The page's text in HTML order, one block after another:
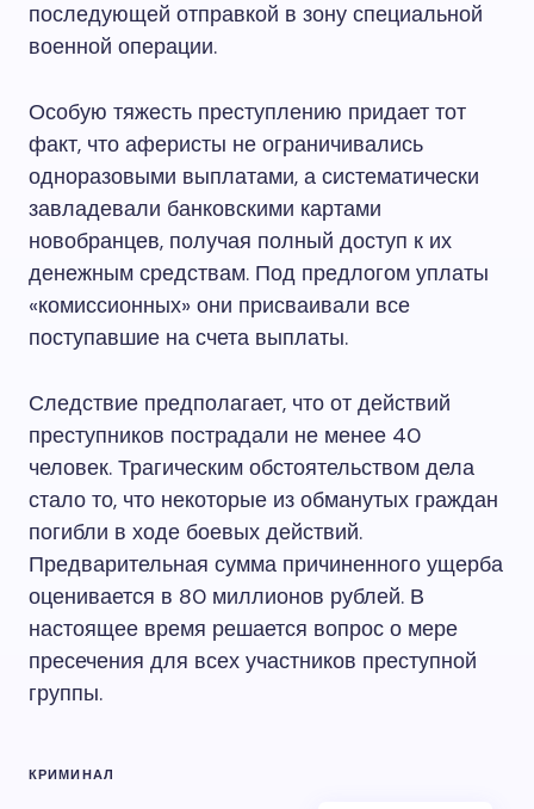
последующей отправкой в зону специальной
военной операции.
Особую тяжесть преступлению придает тот
факт, что аферисты не ограничивались
одноразовыми выплатами, а систематически
завладевали банковскими картами
новобранцев, получая полный доступ к их
денежным средствам. Под предлогом уплаты
«комиссионных» они присваивали все
поступавшие на счета выплаты.
Следствие предполагает, что от действий
преступников пострадали не менее 40
человек. Трагическим обстоятельством дела
стало то, что некоторые из обманутых граждан
погибли в ходе боевых действий.
Предварительная сумма причиненного ущерба
оценивается в 80 миллионов рублей. В
настоящее время решается вопрос о мере
пресечения для всех участников преступной
группы.
КРИМИНАЛ